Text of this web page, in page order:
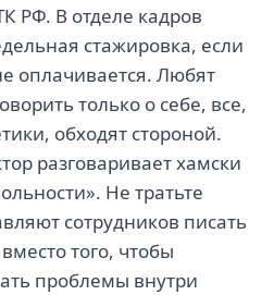
РФ. В отделе кадров
стажировка, если
оплачивается. Любят
только о себе, все,
обходят стороной.
разговаривает хамски
Не тратьте
сотрудников писать
того, чтобы
проблемы внутри